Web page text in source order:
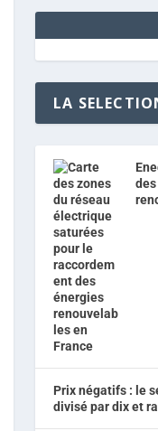
LA
Prix négatifs : le
divisé par dix et